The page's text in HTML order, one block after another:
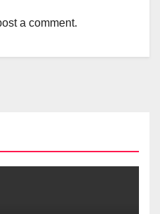
a comment.